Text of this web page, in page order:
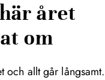
året
om
och allt går långsamt.